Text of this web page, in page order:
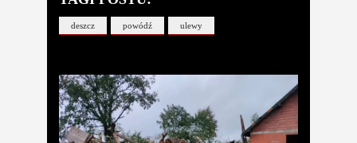
deszcz powódź ulewy